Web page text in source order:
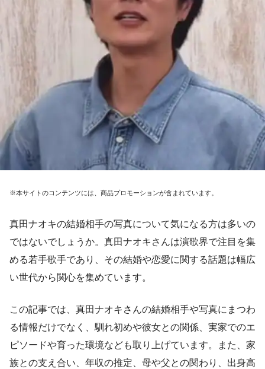
※本サイトのコンテンツには、商品プロモーションが含まれています。
真田ナオキの結婚相手の写真について気になる方は多いの
ではないでしょうか。真田ナオキさんは演歌界で注目を集
める若手歌手であり、その結婚や恋愛に関する話題は幅広
い世代から関心を集めています。
この記事では、真田ナオキさんの結婚相手や写真にまつわ
る情報だけでなく、馴れ初めや彼女との関係、実家でのエ
ピソードや育った環境なども取り上げています。また、家
族との支え合い、年収の推定、母や父との関わり、出身高